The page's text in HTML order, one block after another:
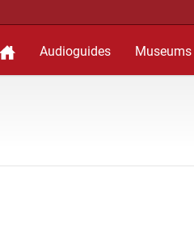
Audioguides Museums